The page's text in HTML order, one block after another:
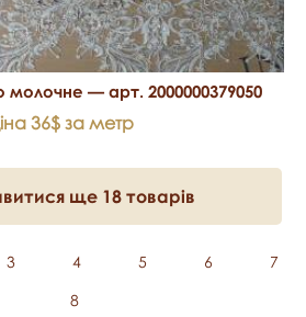
молочне — арт. 2000000379050
36$ за метр
ще 18 товарів
3 4 5 6 7
8